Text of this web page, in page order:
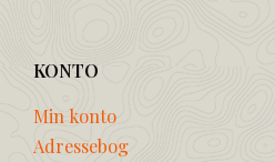
KONTO
Min konto
Adressebog